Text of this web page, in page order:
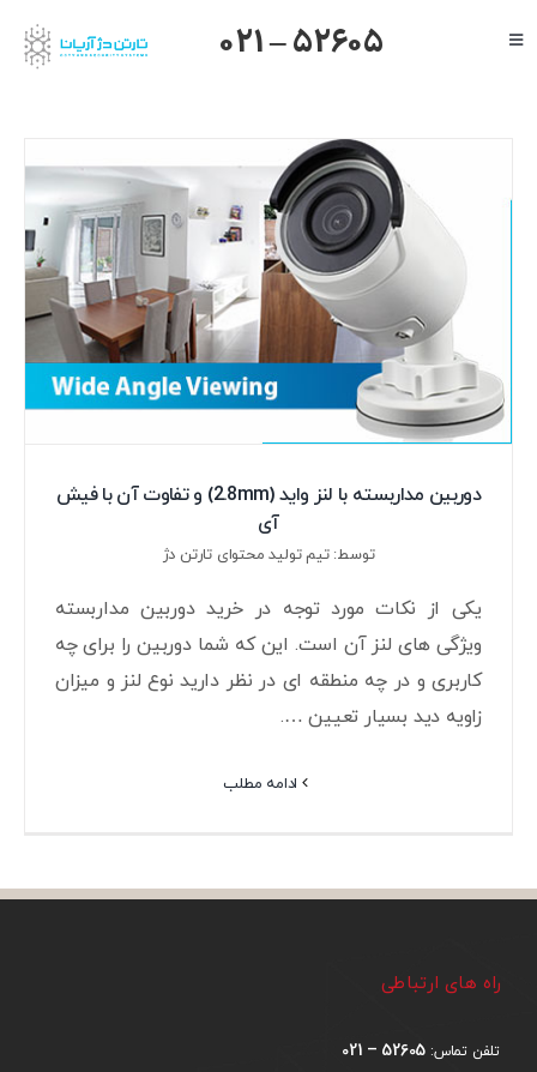
to
Toggle
تیاندی
درباره ما
021 – 52605
دوربین مداربسته با لنز واید (2.8mm) و تفاوت آن با فیش
آی
توسط: تیم تولید محتوای تارتن دژ
یکی از نکات مورد توجه در خرید دوربین مداربسته
ویژگی های لنز آن است. این که شما دوربین را برای چه
کاربری و در چه منطقه ای در نظر دارید نوع لنز و میزان
زاویه دید بسیار تعیین ….
ادامه مطلب
راه های ارتباطی
تلفن تماس: 52605 – 021